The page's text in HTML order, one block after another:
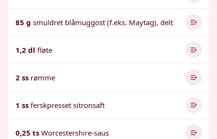
85 g smuldret blåmuggost (f.eks. Maytag), delt
1,2 dl fløte
2 ss rømme
1 ss ferskpresset sitronsaft
0,25 ts Worcestershire-saus